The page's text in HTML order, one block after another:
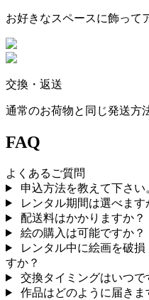
お好きなスペースに飾って
交換・返送
通常のお荷物と同じ発送方
FAQ
よくあるご質問
申込方法を教えて下さい
レンタル期間は選べます
配送料はかかりますか？
絵の購入は可能ですか？
レンタル中に絵画を破
すか？
交換タイミングはいつで
作品はどのように届きま